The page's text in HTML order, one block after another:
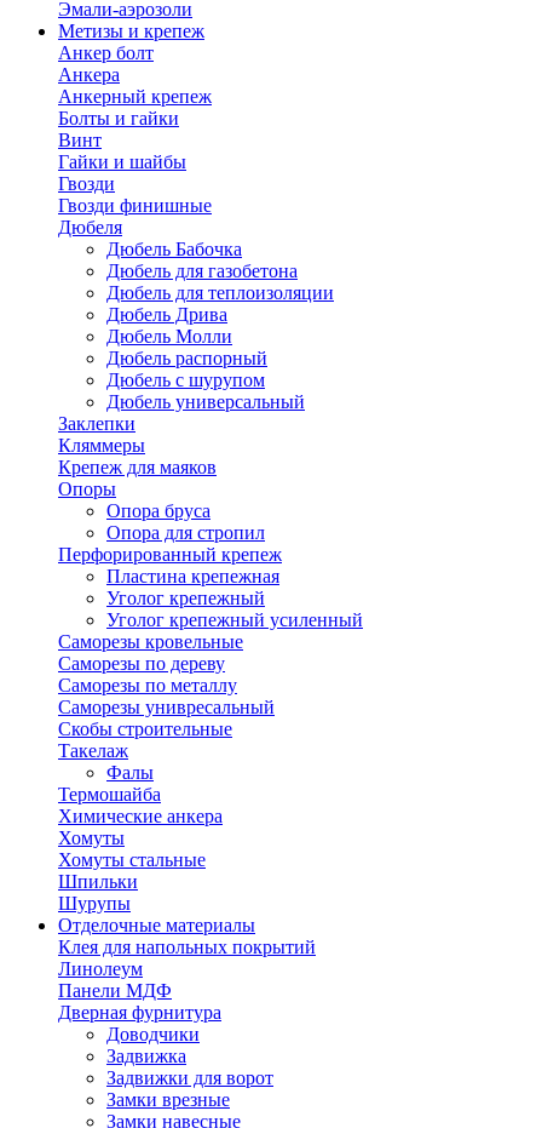
Эмали-аэрозоли
Метизы и крепеж
Анкер болт
Анкера
Анкерный крепеж
Болты и гайки
Винт
Гайки и шайбы
Гвозди
Гвозди финишные
Дюбеля
Дюбель Бабочка
Дюбель для газобетона
Дюбель для теплоизоляции
Дюбель Дрива
Дюбель Молли
Дюбель распорный
Дюбель с шурупом
Дюбель универсальный
Заклепки
Кляммеры
Крепеж для маяков
Опоры
Опора бруса
Опора для стропил
Перфорированный крепеж
Пластина крепежная
Уголог крепежный
Уголог крепежный усиленный
Саморезы кровельные
Саморезы по дереву
Саморезы по металлу
Саморезы унивресальный
Скобы строительные
Такелаж
Фалы
Термошайба
Химические анкера
Хомуты
Хомуты стальные
Шпильки
Шурупы
Отделочные материалы
Клея для напольных покрытий
Линолеум
Панели МДФ
Дверная фурнитура
Доводчики
Задвижка
Задвижки для ворот
Замки врезные
Замки навесные